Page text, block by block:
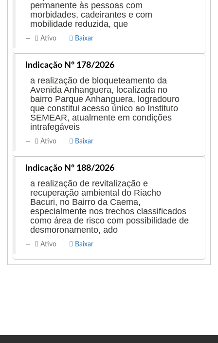
permanente às pessoas com
morbidades, cadeirantes e com
mobilidade reduzida, que
Ativo Baixar
Indicação Nº 178/2026
a realização de bloqueteamento da
Avenida Anhanguera, localizada no
bairro Parque Anhanguera, logradouro
que constitui acesso único ao Instituto
SEMEAR, atualmente em condições
intrafegáveis
Ativo Baixar
Indicação Nº 188/2026
a realização de revitalização e
recuperação ambiental do Riacho
Bacuri, no Bairro da Caema,
especialmente nos trechos classificados
como área de risco com possibilidade de
desmoronamento, ado
Ativo Baixar